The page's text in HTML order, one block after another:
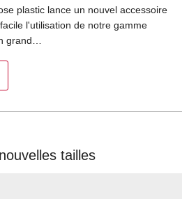
plastic lance un nouvel accessoire
l'utilisation de notre gamme
grand…
tailles